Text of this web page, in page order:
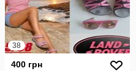
38
400 грн